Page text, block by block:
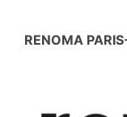
RENOMA PARIS